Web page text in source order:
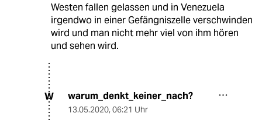
Westen fallen gelassen und in Venezuela
irgendwo in einer Gefängniszelle verschwinden
wird und man nicht mehr viel von ihm hören
und sehen wird.
W warum_denkt_keiner_nach?
13.05.2020, 06:21 Uhr